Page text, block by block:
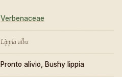
Verbenaceae
Lippia alba
Pronto alivio, Bushy lippia